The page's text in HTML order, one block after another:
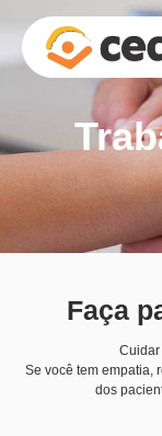
Faça
Cuidar
Se você tem empatia,
dos